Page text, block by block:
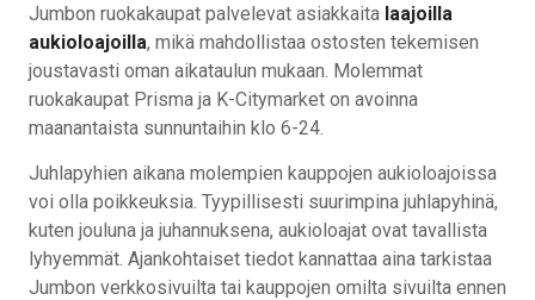
Jumbon ruokakaupat palvelevat asiakkaita laajoilla
aukioloajoilla, mikä mahdollistaa ostosten tekemisen
joustavasti oman aikataulun mukaan. Molemmat
ruokakaupat Prisma ja K-Citymarket on avoinna
maanantaista sunnuntaihin klo 6-24.
Juhlapyhien aikana molempien kauppojen aukioloajoissa
voi olla poikkeuksia. Tyypillisesti suurimpina juhlapyhinä,
kuten jouluna ja juhannuksena, aukioloajat ovat tavallista
lyhyemmät. Ajankohtaiset tiedot kannattaa aina tarkistaa
Jumbon verkkosivuilta tai kauppojen omilta sivuilta ennen